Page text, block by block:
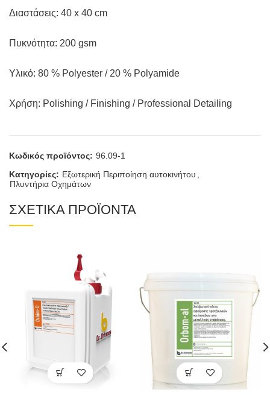
Διαστάσεις: 40 x 40 cm
Πυκνότητα: 200 gsm
Υλικό: 80 % Polyester / 20 % Polyamide
Χρήση: Polishing / Finishing / Professional Detailing
Κωδικός προϊόντος: 96.09-1
Κατηγορίες: Εξωτερική Περιποίηση αυτοκινήτου
Πλυντήρια Οχημάτων
ΣΧΕΤΙΚΑ ΠΡΟΪΟΝΤΑ